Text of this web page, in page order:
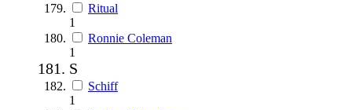
Ritual
1
Ronnie Coleman
1
S
Schiff
1